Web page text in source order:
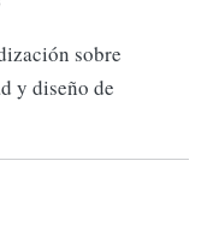
sobre
y diseño de